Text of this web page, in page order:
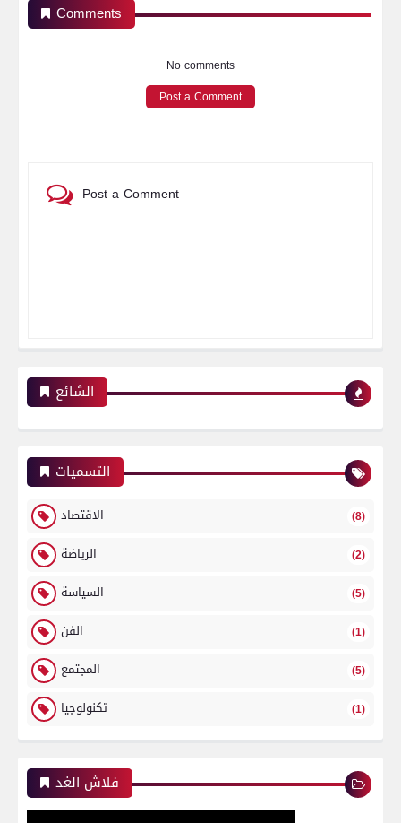
Comments
No comments
Post a Comment
Post a Comment
الشائع
التسميات
الاقتصاد (8)
الرياضة (2)
السياسة (5)
الفن (1)
المجتمع (5)
تكنولوجيا (1)
فلاش الغد